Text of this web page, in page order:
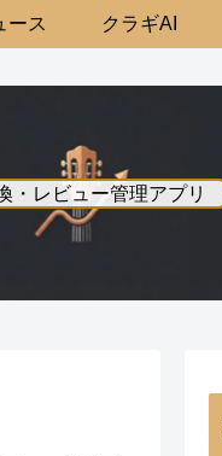
ース クラギAI
・レビュー管理アプリ